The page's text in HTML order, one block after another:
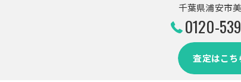
千葉県浦安市
0120-
査定はこち